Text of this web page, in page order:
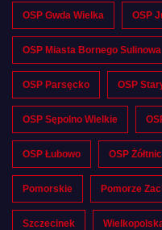
OSP Gwda Wielka OSP
OSP Miasta Bornego Sulinowa
OSP Parsęcko OSP
OSP Sępolno Wielkie
OSP Łubowo OSP
Pomorskie Pomorze
Szczecinek